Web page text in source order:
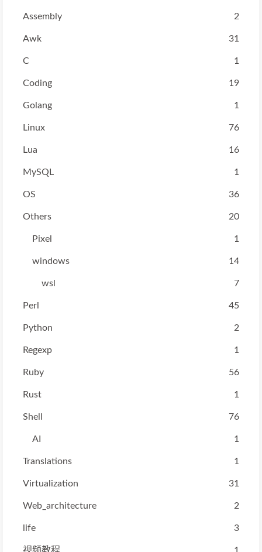
Assembly 2
Awk 31
C 1
Coding 19
Golang 1
Linux 76
Lua 16
MySQL 1
OS 36
Others 20
Pixel 1
windows 14
wsl 7
Perl 45
Python 2
Regexp 1
Ruby 56
Rust 1
Shell 76
AI 1
Translations 1
Virtualization 31
Web_architecture 2
life 3